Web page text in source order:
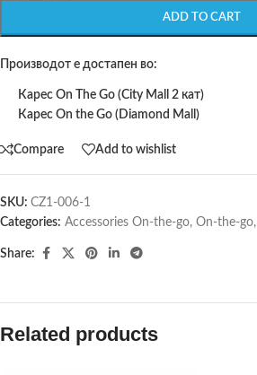
ADD TO CART
Производот е достапен во:
Карес On The Go (City Mall 2 кат)
Карес On the Go (Diamond Mall)
Compare Add to wishlist
SKU: CZ1-006-1
Categories: Accessories On-the-go, On-the-go,
Share:
Related products